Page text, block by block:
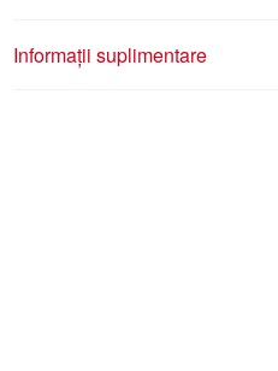
Informații suplimentare